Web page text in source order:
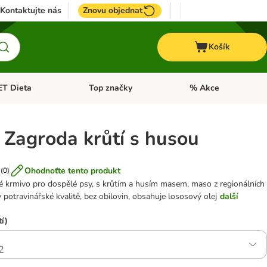
Kontaktujte nás Znovu objednat
Košík
menu: Koně
Dieta Otevřít menu: + VET Dieta
Top značky Otevřít menu: Top
% Akce
krůtí s husou
(0)
Ohodnoťte tento produkt
krmivo pro dospělé psy, s krůtím a husím masem, maso z regionálních
potravinářské kvalitě, bez obilovin, obsahuje lososový olej další